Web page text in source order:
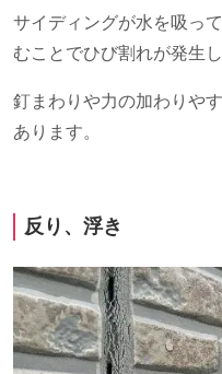
サイディングが水を吸っ
むことでひび割れが発生し
釘まわりや力の加わりや
あります。
反り、浮き